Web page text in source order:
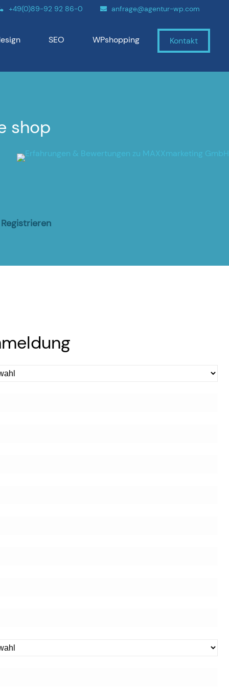
+49(0)89-92 92 86-0 anfrage@agentur-wp.com
SEO WPshopping Kontakt
shop
Registrieren